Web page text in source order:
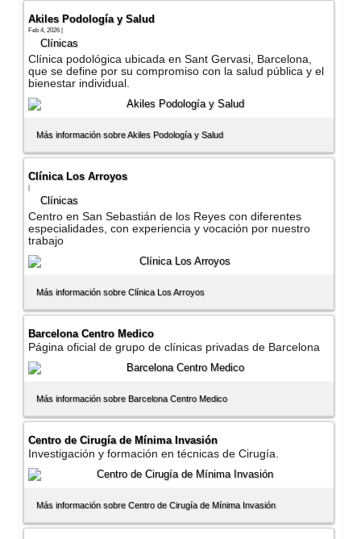
Akiles Podología y Salud
Feb 4, 2026 |
Clí­nicas
Clínica podológica ubicada en Sant Gervasi, Barcelona,
que se define por su compromiso con la salud pública y el
bienestar individual.
Más información sobre Akiles Podología y Salud
Clínica Los Arroyos
Clí­nicas
Centro en San Sebastián de los Reyes con diferentes
especialidades, con experiencia y vocación por nuestro
trabajo
Más información sobre Clínica Los Arroyos
Barcelona Centro Medico
Página oficial de grupo de clí­nicas privadas de Barcelona
Más información sobre Barcelona Centro Medico
Centro de Cirugí­a de Mí­nima Invasión
Investigación y formación en técnicas de Cirugí­a.
Más información sobre Centro de Cirugí­a de Mí­nima Invasión